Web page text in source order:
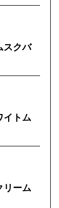
スクバ
イトム
リーム